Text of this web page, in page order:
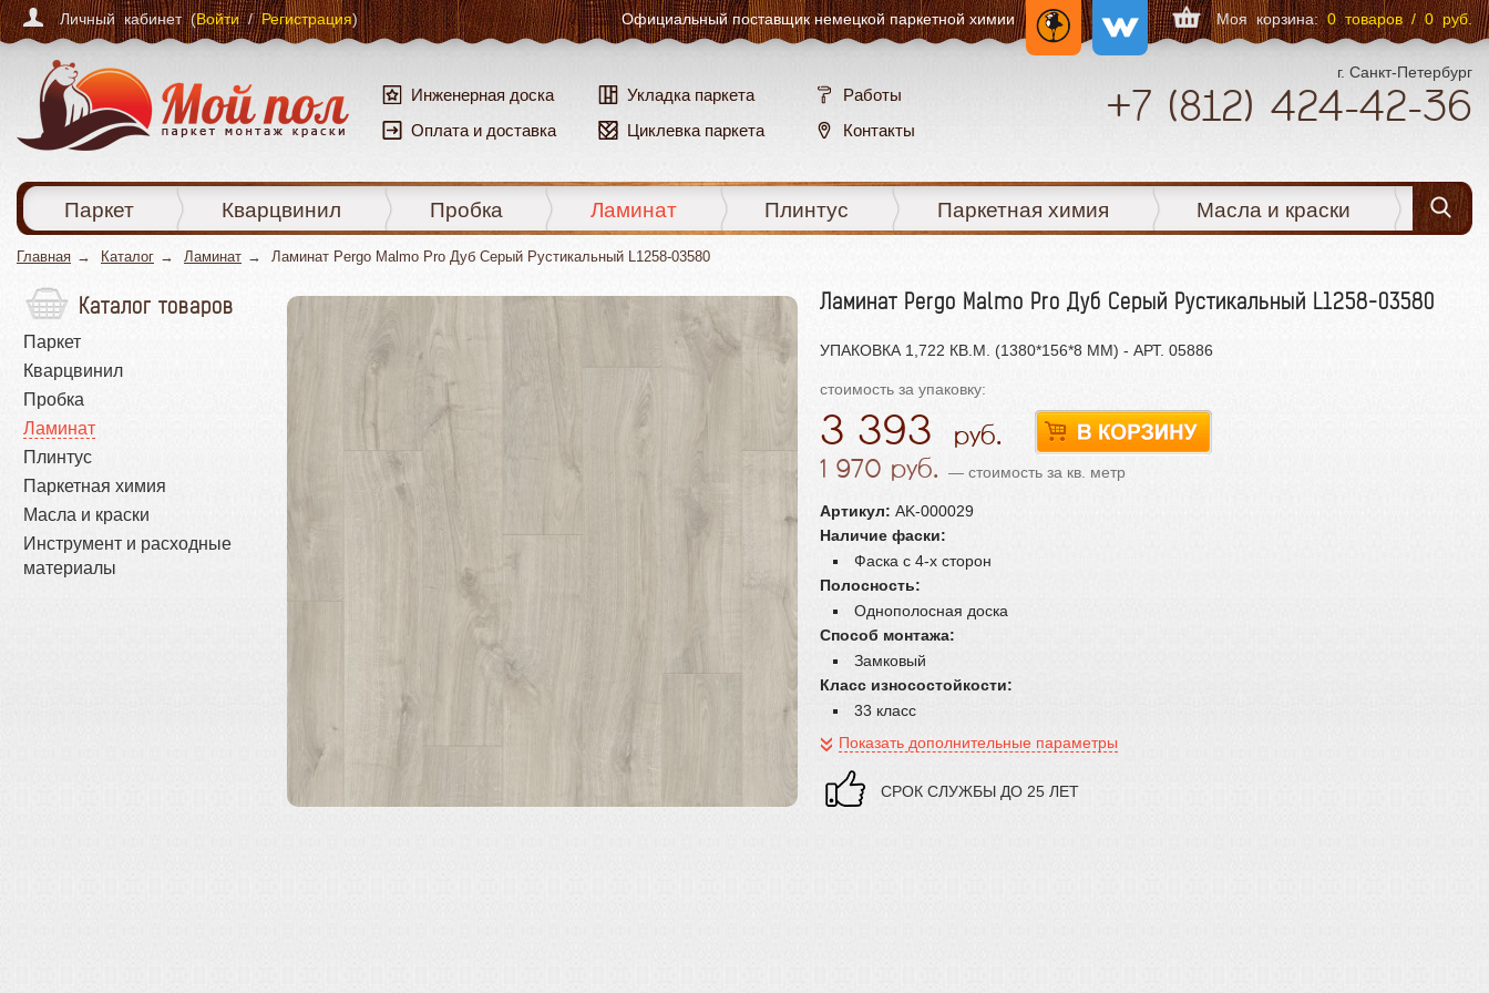
Моя корзина:0 товаров / 0 руб.
Личный кабинет (Войти/Регистрация) Официальный поставщикнемецкой паркетной химии
Инженерная доска
Оплата и доставка
Укладка паркета
Циклевка паркета
Работы
Контакты
г. Санкт-Петербург
+7 (812) 424-42-36
Паркет Кварцвинил Пробка Ламинат Плинтус Паркетная химия Масла и краски
Главная Каталог Ламинат Ламинат Pergo Malmo Pro Дуб Серый Рустикальный L1258-03580
Каталог товаров
Паркет
Кварцвинил
Пробка
Ламинат
Плинтус
Паркетная химия
Масла и краски
Инструмент и расходные
материалы
Ламинат Pergo Malmo Pro Дуб Серый Рустикальный L1258-03580
УПАКОВКА 1,722 КВ.М. (1380*156*8 ММ) - АРТ. 05886
стоимость за упаковку:
3 393
1 970 — стоимость за кв. метр
Артикул: AK-000029
Наличие фаски:
Фаска с 4-х сторон
Полосность:
Однополосная доска
Способ монтажа:
Замковый
Класс износостойкости:
33 класс
Показать дополнительные параметры
CРОК СЛУЖБЫ ДО 25 ЛЕТ